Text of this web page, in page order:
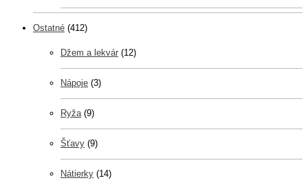
Ostatné (412)
Džem a lekvár (12)
Nápoje (3)
Ryža (9)
Šťavy (9)
Nátierky (14)